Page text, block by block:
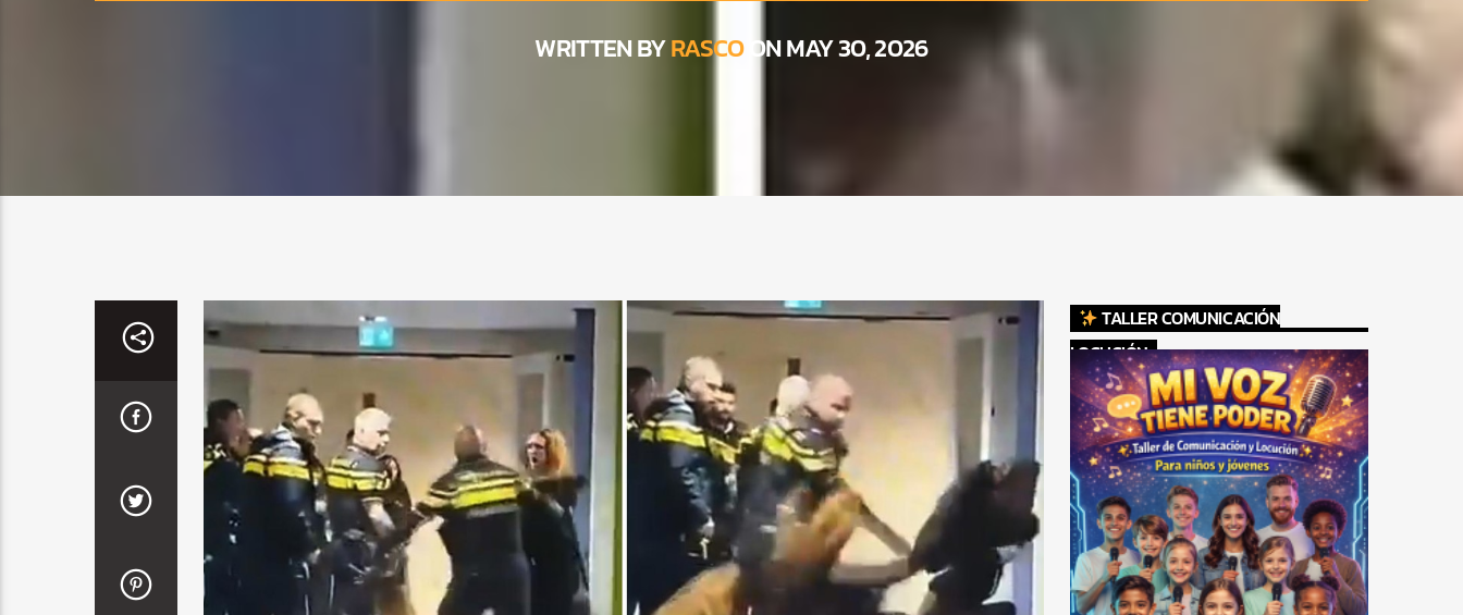
WRITTEN BYRASCOON MAY 30, 2026
TALLER COMUNICACIÓN
LOCUCIÓN